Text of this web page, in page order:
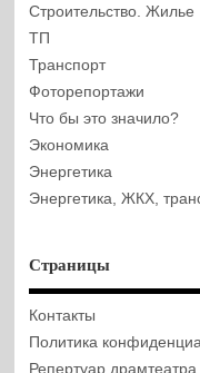
Строительство. Жилье
ТП
Транспорт
Фоторепортажи
Что бы это значило?
Экономика
Энергетика
Энергетика, ЖКХ,
Страницы
Контакты
Политика
Репертуар